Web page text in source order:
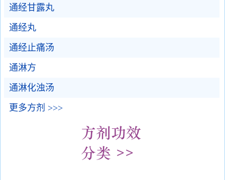
通经甘露丸
通经丸
通经止痛汤
通淋方
通淋化浊汤
更多方剂 >>>